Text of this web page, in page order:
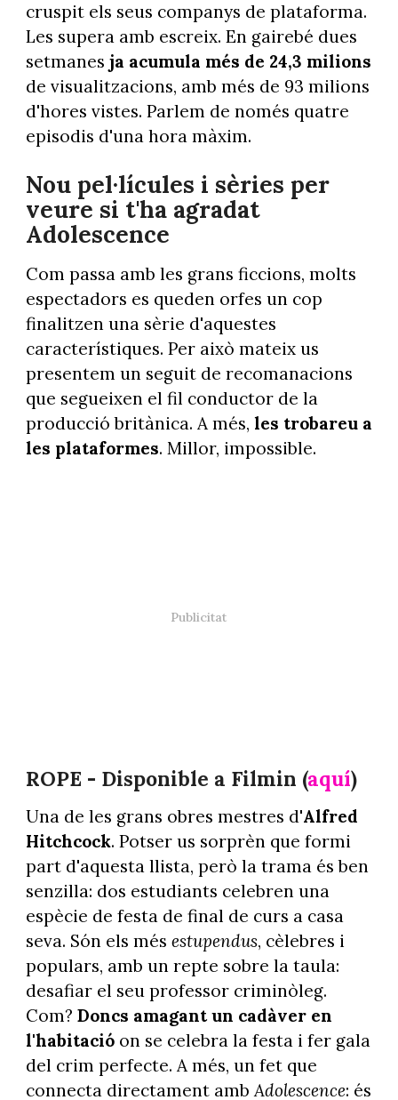
cruspit els seus companys de plataforma.
Les supera amb escreix. En gairebé dues
setmanes ja acumula més de 24,3 milions
de visualitzacions, amb més de 93 milions
d'hores vistes. Parlem de només quatre
episodis d'una hora màxim.
Nou pel·lícules i sèries per
veure si t'ha agradat
Adolescence
Com passa amb les grans ficcions, molts
espectadors es queden orfes un cop
finalitzen una sèrie d'aquestes
característiques. Per això mateix us
presentem un seguit de recomanacions
que segueixen el fil conductor de la
producció britànica. A més, les trobareu a
les plataformes. Millor, impossible.
ROPE - Disponible a Filmin (aquí)
Una de les grans obres mestres d'Alfred
Hitchcock. Potser us sorprèn que formi
part d'aquesta llista, però la trama és ben
senzilla: dos estudiants celebren una
espècie de festa de final de curs a casa
seva. Són els més estupendus, cèlebres i
populars, amb un repte sobre la taula:
desafiar el seu professor criminòleg.
Com? Doncs amagant un cadàver en
l'habitacióon se celebra la festa i fer gala
del crim perfecte. A més, un fet que
connecta directament ambAdolescence: és